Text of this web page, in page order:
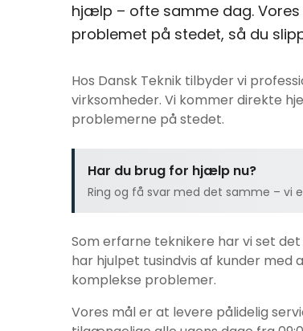
hjælp – ofte samme dag.
problemet på stedet, så du
Hos Dansk Teknik tilbyder vi
virksomheder. Vi kommer direkte
problemerne på stedet.
Har du brug for hjælp nu?
Ring og få svar med det samme – vi
Som erfarne teknikere har vi set
har hjulpet tusindvis af kunder
komplekse problemer.
Vores mål er at levere pålidelig